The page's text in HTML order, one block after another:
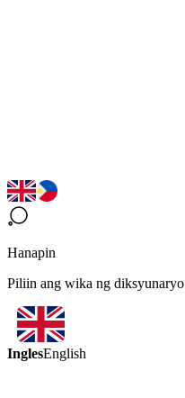
Hanapin
Piliin ang wika ng diksyunaryo
InglesEnglish